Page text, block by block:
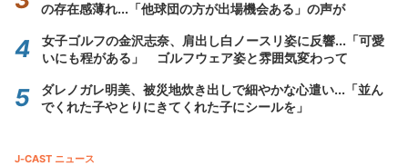
の存在感薄れ...「他球団の方が出場機会ある」の声が
女子ゴルフの金沢志奈、肩出し白ノースリ姿に反響...「可愛
いにも程がある」 ゴルフウェア姿と雰囲気変わって
ダレノガレ明美、被災地炊き出しで細やかな心遣い...「並ん
でくれた子やとりにきてくれた子にシールを」
J-CAST ニュース